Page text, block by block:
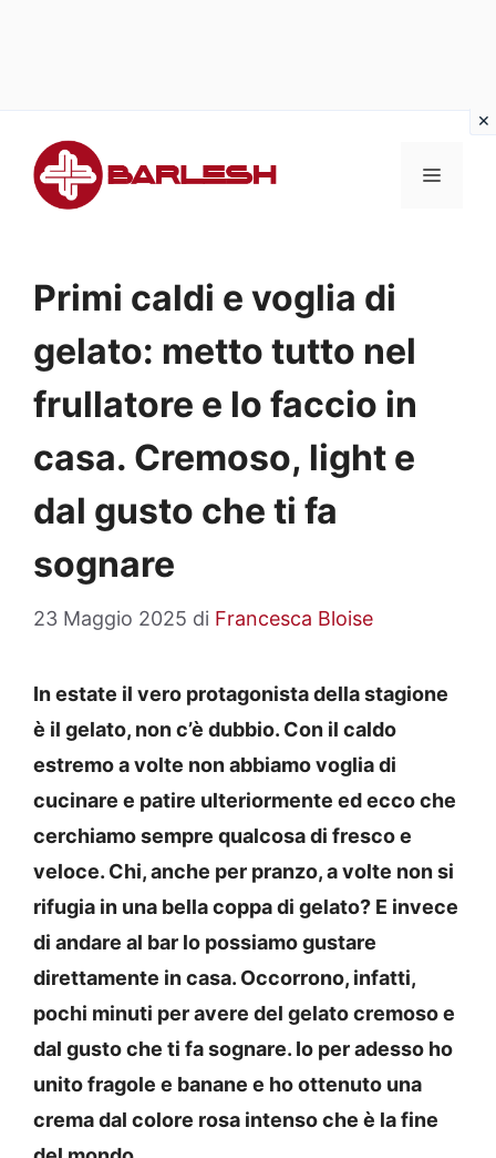
contenuto
MENU
Primi caldi e voglia di
gelato: metto tutto nel
frullatore e lo faccio in
casa. Cremoso, light e
dal gusto che ti fa
sognare
23 Maggio 2025 di Francesca Bloise
In estate il vero protagonista della stagione
è il gelato, non c’è dubbio. Con il caldo
estremo a volte non abbiamo voglia di
cucinare e patire ulteriormente ed ecco che
cerchiamo sempre qualcosa di fresco e
veloce. Chi, anche per pranzo, a volte non si
rifugia in una bella coppa di gelato? E invece
di andare al bar lo possiamo gustare
direttamente in casa. Occorrono, infatti,
pochi minuti per avere del gelato cremoso e
dal gusto che ti fa sognare. Io per adesso ho
unito fragole e banane e ho ottenuto una
crema dal colore rosa intenso che è la fine